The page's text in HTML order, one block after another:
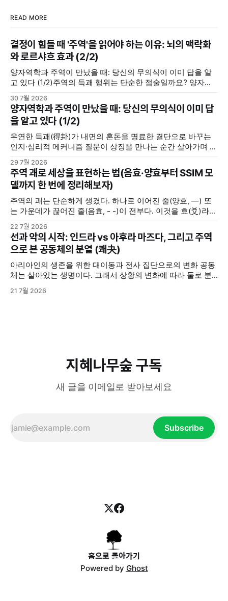
READ MORE
결정이 힘들 때 '주역'을 읽어야 하는 이유: 뇌의 맥락화
와 로르샤흐 효과 (2/2)
양자역학과 주역이 만났을 때: 당신의 무의식이 이미 답을 알
고 있다 (1/2)주역의 득괘 행위는 단순한 점술일까요? 양자역
학의 중첩 및 관측 효과, 그리고 칼 융의 동시성 개념을 통해 내
면의 모호한 고민을 명료한 결단으로 바꾸는 무의식의 인지·심
리적 메커니즘을 분석합니다.지혜나무숲지혜나무숲 (위 포스
팅에서 이어집니다) 우리 뇌는 주역괘를 어떻게 인지할까(맥
락화와 무의식의
30 7월 2026
양자역학과 주역이 만났을 때: 당신의 무의식이 이미 답
을 알고 있다 (1/2)
우연한 득괘(得卦)가 내면의 혼돈을 명료한 결단으로 바꾸는
인지·심리적 메커니즘 질문이 상징을 만나는 순간 살아가며 중
요한 선택의 갈림길에 서거나 해결하기 힘든 고민에 직면했을
때, 사람들은 저마다의 방식으로 답을 찾는다. 누군가는 주변
사람들로부터 조언을 구하고, 누군가는 독서를 통해서 길을 찾
기도 한다. 또 누군가는 명상을 하며, 또 누군가는 주역(周易)
29 7월 2026
주역 괘로 세상을 표현하는 법(음효·양효부터 SSIM 모
델까지 한 번에 정리해보자)
주역의 괘는 단순하게 생겼다. 하나로 이어진 줄(양효, —) 또
는 가운데가 끊어진 줄(음효, - -)이 전부다. 이것을 효(爻)라고
부른다. 음효와 양효는 세상의 모든 음과 양을 상징한다. 여자
와 남자, 하늘과 땅, 밤과 낮, 여름과 겨울 ... 세상에 존재하는
삼라만상의 모든 것들은 음과 양 2분법적으로 구분해볼 수 있
다. 그렇다고 음과 양이 언제나
22 7월 2026
선과 악의 시작: 인드라 vs 아후라 마즈다, 그리고 주역
으로 본 공동체의 분열 (쾌夬)
아리아인의 생존을 위한 대이동과 전사 집단으로의 변화 공동
체는 살아있는 생명이다. 그래서 상황의 변화에 따라 둘로 분
열되기도 하고, 분열된 두 그룹이 서로 대립 갈등하기도 한다.
기원전 2000년경, 중앙아시아 초원의 유목민이었던 아리아인
21 7월 2026
지혜나무숲 구독
새 글을 이메일로 받아보세요
Subscribe
홈으로 돌아가기
Powered by Ghost